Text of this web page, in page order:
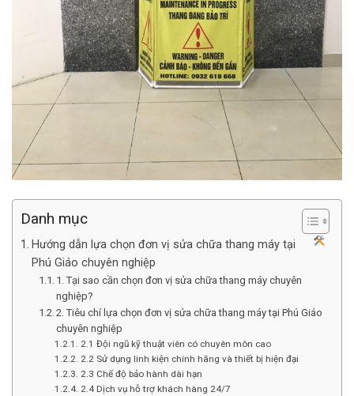
Danh mục
Hướng dẫn lựa chọn đơn vị sửa chữa thang máy tại
Phú Giáo chuyên nghiệp
1. Tại sao cần chọn đơn vị sửa chữa thang máy chuyên
nghiệp?
2. Tiêu chí lựa chọn đơn vị sửa chữa thang máy tại Phú Giáo
chuyên nghiệp
2.1 Đội ngũ kỹ thuật viên có chuyên môn cao
2.2 Sử dụng linh kiện chính hãng và thiết bị hiện đại
2.3 Chế độ bảo hành dài hạn
2.4 Dịch vụ hỗ trợ khách hàng 24/7